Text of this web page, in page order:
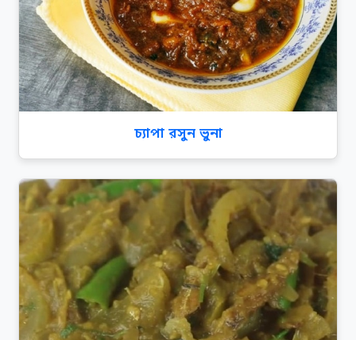
চ্যাপা রসুন ভুনা